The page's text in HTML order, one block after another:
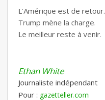
L’Amérique est de retour.
Trump mène la charge.
Le meilleur reste à venir.
Ethan White
Journaliste indépendant
Pour : gazetteller.com